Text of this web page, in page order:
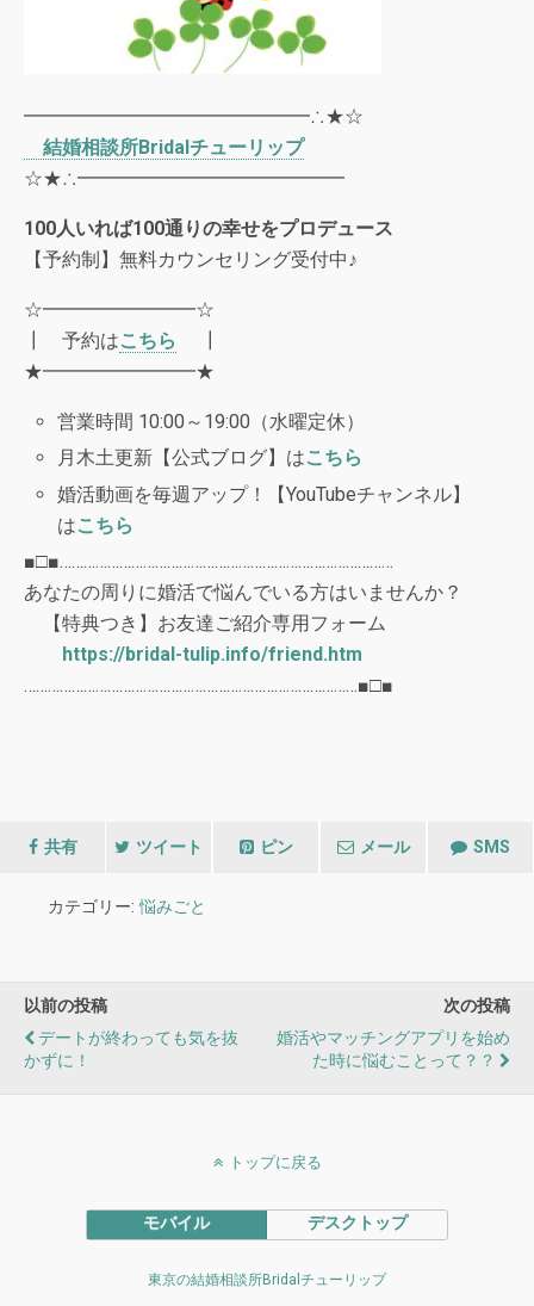
━━━━━━━━━━━━━━━∴★☆
結婚相談所Bridal チューリップ
☆★∴━━━━━━━━━━━━━━
100人いれば100通りの幸せをプロデュース
【予約制】無料カウンセリング受付中♪
☆━━━━━━━━☆
┃ 予約はこちら
★━━━━━━━━★
営業時間 10:00～19:00（水曜定休）
月木土更新【公式ブログ】はこちら
婚活動画を毎週アップ！【YouTubeチャンネル】
はこちら
■□■…………………………………………………………………………
あなたの周りに婚活で悩んでいる方はいませんか？
【特典つき】お友達ご紹介専用フォーム
https://bridal-tulip.info/friend.htm
…………………………………………………………………………■□■
共有 ツイート ピン メール SMS
カテゴリー:悩みごと
以前の投稿
デートが終わっても気を抜
かずに！
次の投稿
婚活やマッチングアプリを始め
た時に悩むことって？？
トップに戻る
モバイル デスクトップ
東京の結婚相談所Bridalチューリップ